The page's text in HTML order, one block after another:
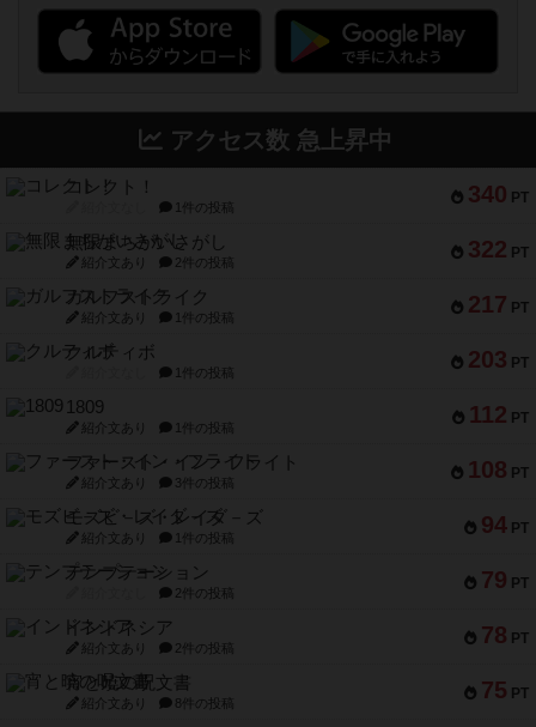
アクセス数 急上昇中
340 PT
コレクト！
1件の投稿
322 PT
無限まちがいさがし
紹介文あり 2件の投稿
217 PT
ガルフストライク
紹介文あり 1件の投稿
203 PT
クルティボ
1件の投稿
112 PT
1809
紹介文あり 1件の投稿
108 PT
ファースト・イン・フライト
紹介文あり 3件の投稿
94 PT
モズビ－ズ・レイダ－ズ
紹介文あり 1件の投稿
79 PT
テンプテーション
2件の投稿
78 PT
インドネシア
紹介文あり 2件の投稿
75 PT
宵と暁の呪文書
紹介文あり 8件の投稿